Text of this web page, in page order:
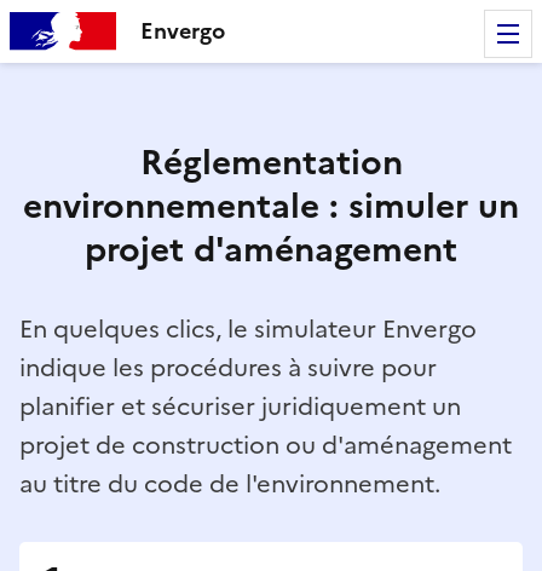
Envergo
Réglementation
environnementale : simuler un
projet d'aménagement
En quelques clics, le simulateur Envergo
indique les procédures à suivre pour
planifier et sécuriser juridiquement un
projet de construction ou d'aménagement
au titre du code de l'environnement.